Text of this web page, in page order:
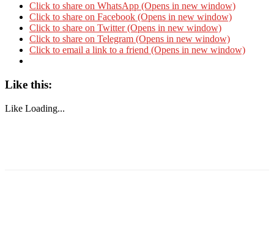
Click to share on WhatsApp (Opens in new window)
Click to share on Facebook (Opens in new window)
Click to share on Twitter (Opens in new window)
Click to share on Telegram (Opens in new window)
Click to email a link to a friend (Opens in new window)
Like this:
Like Loading...